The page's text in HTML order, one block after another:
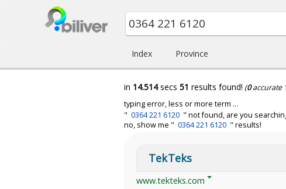
Index Province
in 14.514secs 51 results found! (0accurate
typing error, less or more term ...
" 0364 221 6120 " not found, are you
no, show me " 0364 221 6120 " results!
TekTeks
www.tekteks.com